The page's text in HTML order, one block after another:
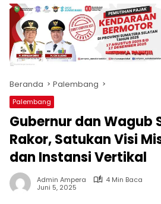
produk
antara
lain
mampu
menjadi
komunikasi
usaha
(beriklan),
fokus
pada
pemberitaan
nasional
maupun
international,
Beranda Palembang
Palembang
Gubernur dan Wagub
Rakor, Satukan Visi
dan Instansi Vertikal
Admin Ampera
4 Min Baca
Juni 5, 2025